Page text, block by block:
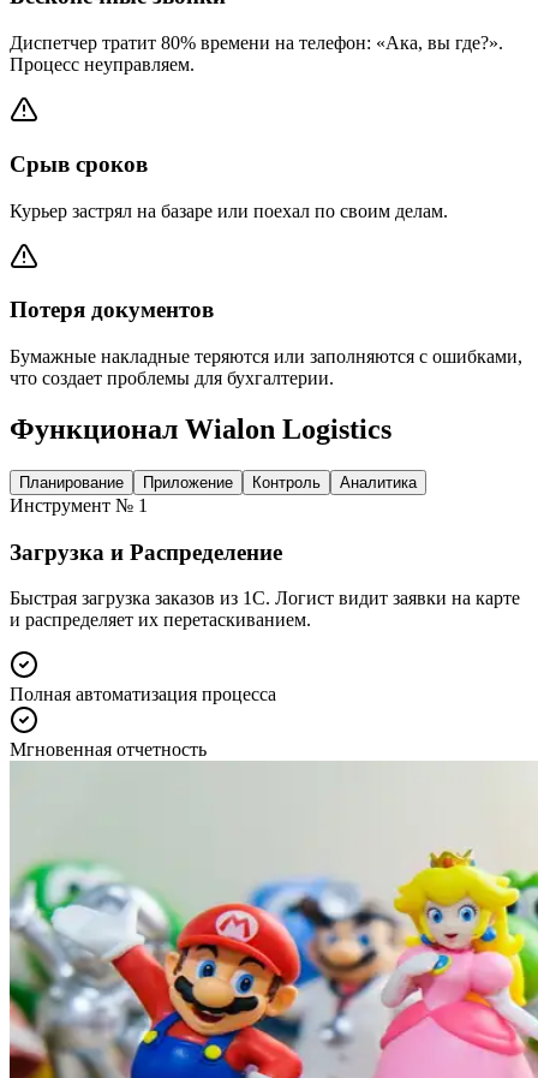
Диспетчер тратит 80% времени на телефон: «Ака, вы где?».
Процесс неуправляем.
Срыв сроков
Курьер застрял на базаре или поехал по своим делам.
Потеря документов
Бумажные накладные теряются или заполняются с ошибками,
что создает проблемы для бухгалтерии.
Функционал Wialon Logistics
Планирование Приложение Контроль Аналитика
Инструмент № 1
Загрузка и Распределение
Быстрая загрузка заказов из 1C. Логист видит заявки на карте
и распределяет их перетаскиванием.
Полная автоматизация процесса
Мгновенная отчетность